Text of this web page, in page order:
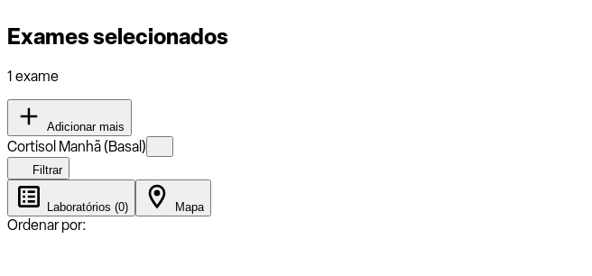
Exames selecionados
1 exame
Adicionar mais
Cortisol Manhã (Basal)
Filtrar
Laboratórios (0) Mapa
Ordenar por: